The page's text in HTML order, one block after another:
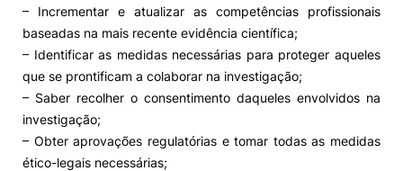
– Incrementar e atualizar as competências profissionais
baseadas na mais recente evidência científica;
– Identificar as medidas necessárias para proteger aqueles
que se prontificam a colaborar na investigação;
– Saber recolher o consentimento daqueles envolvidos na
investigação;
– Obter aprovações regulatórias e tomar todas as medidas
ético-legais necessárias;